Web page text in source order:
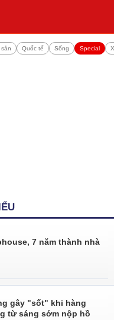
Quốc tế Sống Special
7 năm thành nhà
gây "sốt" khi hàng
từ sáng sớm nộp hồ